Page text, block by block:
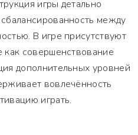
игры детально
между
В игре присутствуют
как совершенствование
дополнительных уровней
вовлечённость
играть.